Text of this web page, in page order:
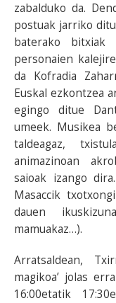
zabalduko da.
postuak jarriko
baterako bitxiak
personaien
da Kofradia
Euskal ezkontzea
egingo ditue
umeek. Musikea
taldeagaz,
animazinoan
saioak izango
Masaccik
dauen
mamuakaz…).
Arratsaldean,
magikoa’ jolas
16:00etatik